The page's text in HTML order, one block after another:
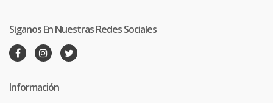
Siganos En Nuestras Redes Sociales
Información